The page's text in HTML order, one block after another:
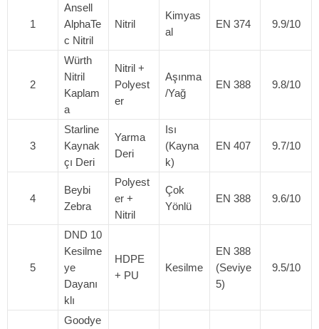
1
Ansell
AlphaTe
c Nitril
Nitril
Kimyas
al
EN 374 9.9/10
2
Würth
Nitril
Kaplam
a
Nitril +
Polyest
er
Aşınma
/Yağ
EN 388 9.8/10
3
Starline
Kaynak
çı Deri
Yarma
Deri
Isı
(Kayna
k)
EN 407 9.7/10
4
Beybi
Zebra
Polyest
er +
Nitril
Çok
Yönlü
EN 388 9.6/10
5
DND 10
Kesilme
ye
Dayanı
klı
HDPE
+ PU
Kesilme
EN 388
(Seviye
5)
9.5/10
Goodye